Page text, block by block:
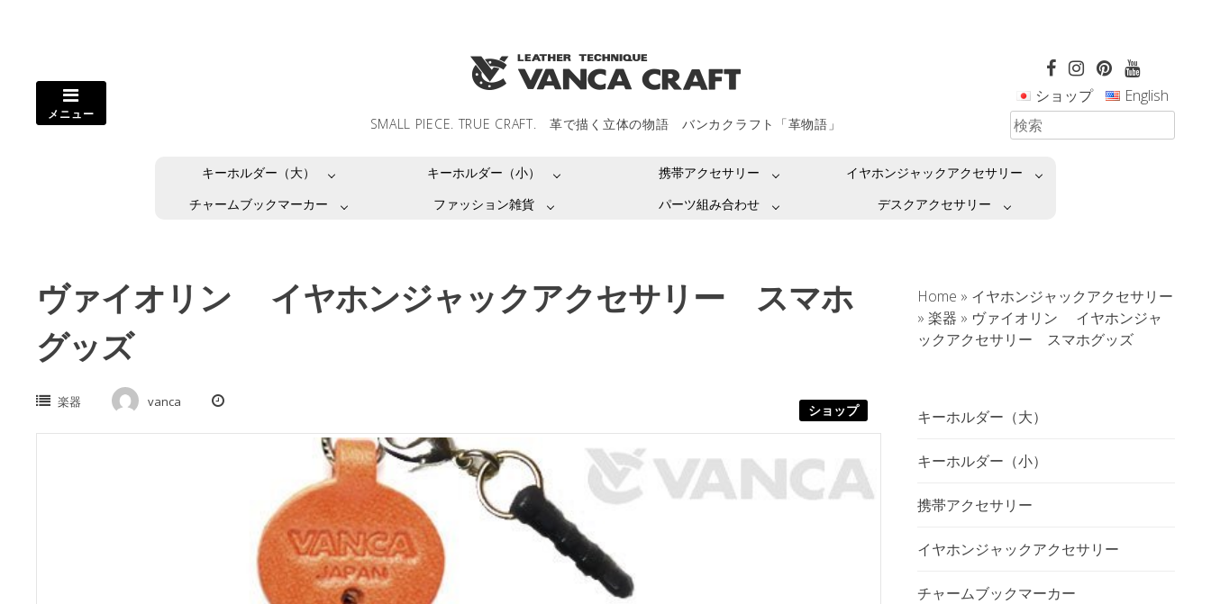
SMALL PIECE. TRUE CRAFT. 革で描く立体の物語 バンカクラフト「革物語」
メニュー
ショップ English
キーホルダー（大） キーホルダー（小） 携帯アクセサリー
イヤホンジャックアクセサリー
チャームブックマーカー
ファッション雑貨 パーツ組み合わせ デスクアクセサリー
ヴァイオリン イヤホンジャックアクセサリー スマホ
グッズ
ショップ
楽器 vanca
Home » イヤホンジャックアクセサリー
» 楽器 » ヴァイオリン イヤホンジャ
ックアクセサリー スマホグッズ
キーホルダー（大）
キーホルダー（小）
携帯アクセサリー
イヤホンジャックアクセサリー
チャームブックマーカー